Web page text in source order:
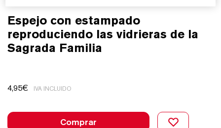
Espejo con estampado
reproduciendo las vidrieras de la
Sagrada Familia
4,95€ IVA INCLUIDO
Comprar